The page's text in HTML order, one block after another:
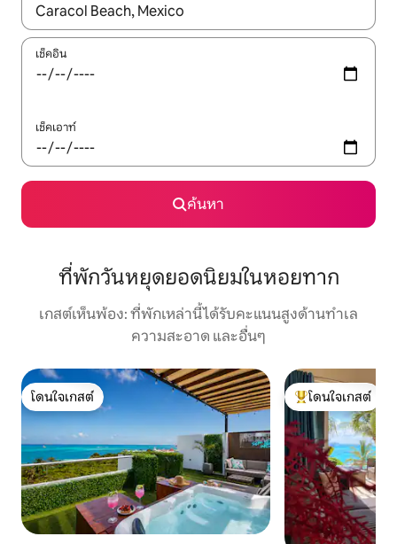
ใช้ลูกศรขึ้นลง หรือใช้การสัมผัสหรือปัด เพื่อสำรวจผลการค้นหา
เช็คอิน
เช็คเอาท์
ค้นหา
ที่พักวันหยุดยอดนิยมในหอยทาก
เกสต์เห็นพ้อง: ที่พักเหล่านี้ได้รับคะแนนสูงด้านทำเล
ความสะอาด และอื่นๆ
โดนใจเกสต์
โดนใจเกสต์
โดนใจเกสต์ที่สุด
โดนใจเกสต์